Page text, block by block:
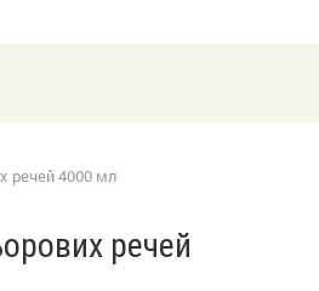
речей 4000 мл
речей